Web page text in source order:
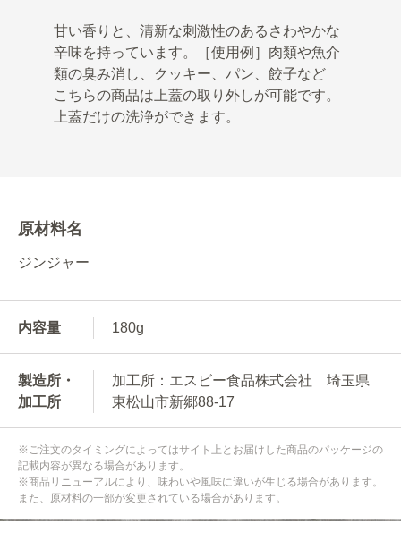
甘い香りと、清新な刺激性のあるさわやかな
辛味を持っています。［使用例］肉類や魚介
類の臭み消し、クッキー、パン、餃子など
こちらの商品は上蓋の取り外しが可能です。
上蓋だけの洗浄ができます。
原材料名
ジンジャー
内容量 180g
製造所・
加工所
加工所：エスビー食品株式会社 埼玉県
東松山市新郷88-17
※ご注文のタイミングによってはサイト上とお届けした商品のパッケージの
記載内容が異なる場合があります。
※商品リニューアルにより、味わいや風味に違いが生じる場合があります。
また、原材料の一部が変更されている場合があります。